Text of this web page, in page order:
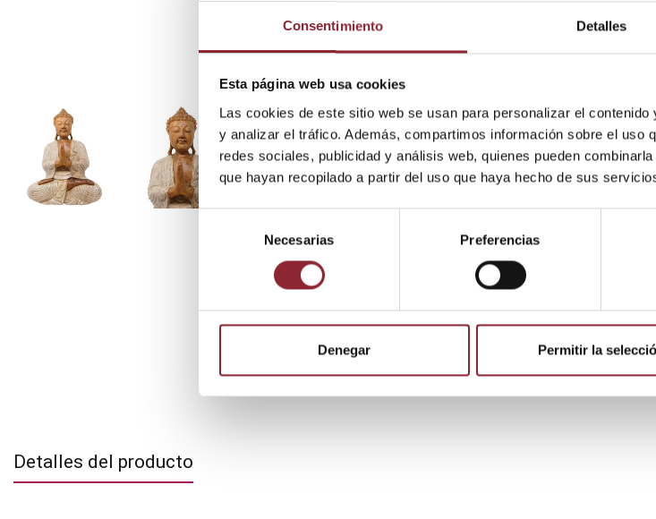
Consentimiento Detalles
Esta página web usa cookies
Las cookies de este sitio web se usan para personalizar el
y analizar el tráfico. Además, compartimos información sobre el uso
redes sociales, publicidad y análisis web, quienes pueden
que hayan recopilado a partir del uso que haya hecho de sus
consentimiento
Necesarias Preferencias
Denegar Permitir la
Detalles del producto